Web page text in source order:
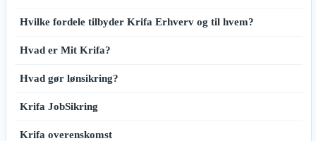
Hvilke fordele tilbyder Krifa Erhverv og til hvem?
Hvad er Mit Krifa?
Hvad gør lønsikring?
Krifa JobSikring
Krifa overenskomst